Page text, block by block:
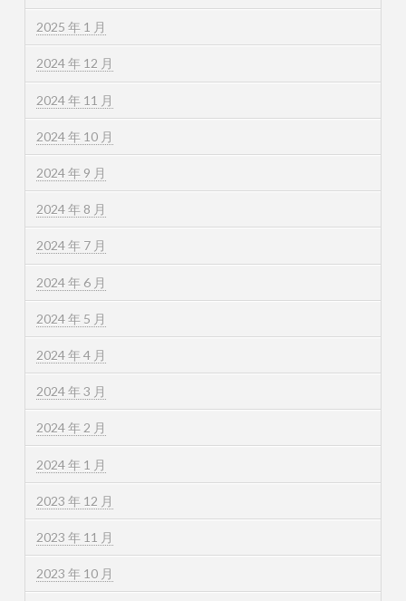
2025 年 1 月
2024 年 12 月
2024 年 11 月
2024 年 10 月
2024 年 9 月
2024 年 8 月
2024 年 7 月
2024 年 6 月
2024 年 5 月
2024 年 4 月
2024 年 3 月
2024 年 2 月
2024 年 1 月
2023 年 12 月
2023 年 11 月
2023 年 10 月